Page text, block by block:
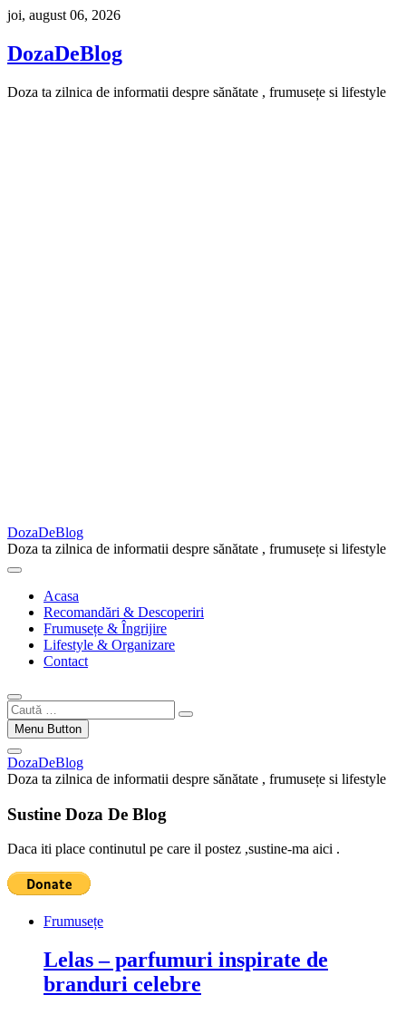
Skip
content
joi, august 06, 2026
DozaDeBlog
Doza ta zilnica de informatii despre sănătate , frumusețe si lifestyle
DozaDeBlog
Doza ta zilnica de informatii despre sănătate , frumusețe si lifestyle
Acasa
Recomandări & Descoperiri
Frumusețe & Îngrijire
Lifestyle & Organizare
Contact
Caută
…Menu Button
DozaDeBlog
Doza ta zilnica de informatii despre sănătate , frumusețe si lifestyle
Sustine Doza De Blog
Daca iti place continutul pe care il postez ,sustine-ma aici .
Frumusețe
Lelas – parfumuri inspirate de
branduri celebre